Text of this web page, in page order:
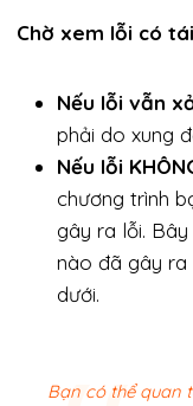
Chờ xem lỗi có
Nếu lỗi vẫn
phải do xung
Nếu lỗi
chương trình
gây ra lỗi.
nào đã gây ra
dưới.
Bạn có thể quan